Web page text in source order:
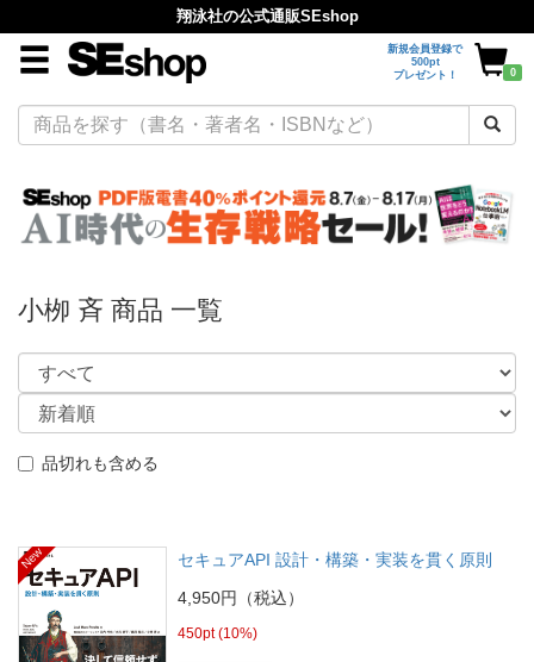
翔泳社の公式通販SEshop
新規会員登録で
500pt
プレゼント！
0
小栁 斉 商品 一覧
品切れも含める
New
セキュアAPI 設計・構築・実装を貫く原則
4,950円（税込）
450pt (10%)